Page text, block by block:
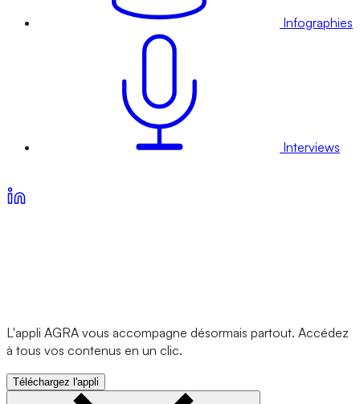
Infographies
Interviews
L'appli AGRA vous accompagne désormais partout. Accédez
à tous vos contenus en un clic.
Téléchargez l'appli